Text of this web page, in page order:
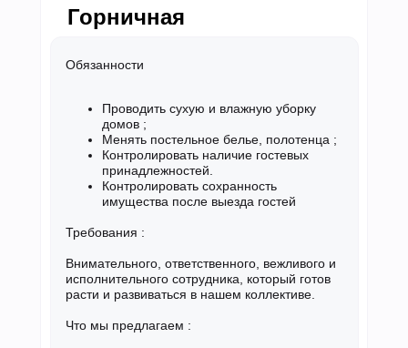
Обязанности
Проводить сухую и влажную уборку
домов ;
Менять постельное белье, полотенца ;
Контролировать наличие гостевых
принадлежностей.
Контролировать сохранность
имущества после выезда гостей
Требования :
Внимательного, ответственного, вежливого и
исполнительного сотрудника, который готов
расти и развиваться в нашем коллективе.
Что мы предлагаем :
Горничная